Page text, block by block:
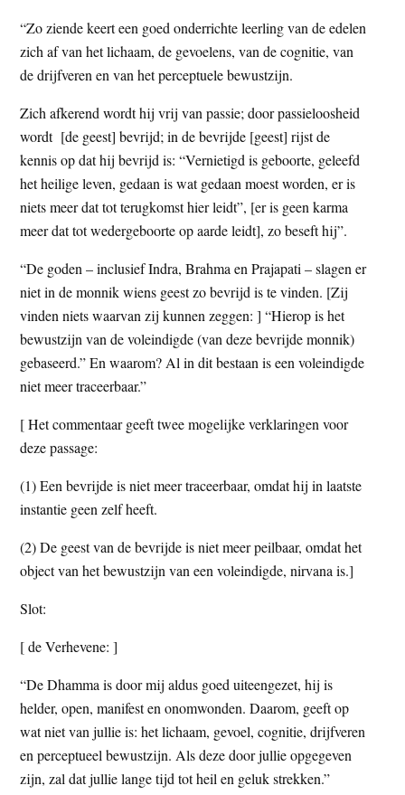
“Zo ziende keert een goed onderrichte leerling van de edelen
zich af van het lichaam, de gevoelens, van de cognitie, van
de drijfveren en van het perceptuele bewustzijn.
Zich afkerend wordt hij vrij van passie; door passieloosheid
wordt [de geest] bevrijd; in de bevrijde [geest] rijst de
kennis op dat hij bevrijd is: “Vernietigd is geboorte, geleefd
het heilige leven, gedaan is wat gedaan moest worden, er is
niets meer dat tot terugkomst hier leidt”, [er is geen karma
meer dat tot wedergeboorte op aarde leidt], zo beseft hij”.
“De goden – inclusief Indra, Brahma en Prajapati – slagen er
niet in de monnik wiens geest zo bevrijd is te vinden. [Zij
vinden niets waarvan zij kunnen zeggen: ] “Hierop is het
bewustzijn van de voleindigde (van deze bevrijde monnik)
gebaseerd.” En waarom? Al in dit bestaan is een voleindigde
niet meer traceerbaar.”
[ Het commentaar geeft twee mogelijke verklaringen voor
deze passage:
(1) Een bevrijde is niet meer traceerbaar, omdat hij in laatste
instantie geen zelf heeft.
(2) De geest van de bevrijde is niet meer peilbaar, omdat het
object van het bewustzijn van een voleindigde, nirvana is.]
Slot:
[ de Verhevene: ]
“De Dhamma is door mij aldus goed uiteengezet, hij is
helder, open, manifest en onomwonden. Daarom, geeft op
wat niet van jullie is: het lichaam, gevoel, cognitie, drijfveren
en perceptueel bewustzijn. Als deze door jullie opgegeven
zijn, zal dat jullie lange tijd tot heil en geluk strekken.”